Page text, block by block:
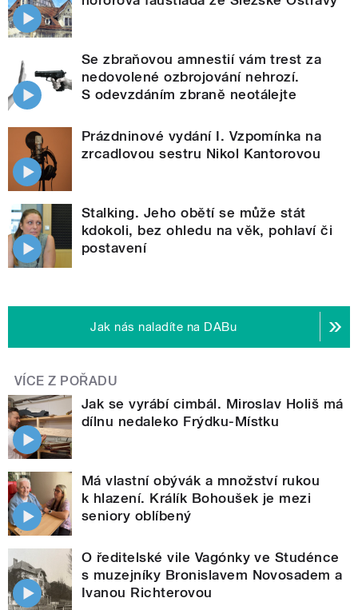
Se zbraňovou amnestií vám trest za
nedovolené ozbrojování nehrozí.
S odevzdáním zbraně neotálejte
Prázdninové vydání I. Vzpomínka na
zrcadlovou sestru Nikol Kantorovou
Stalking. Jeho obětí se může stát
kdokoli, bez ohledu na věk, pohlaví či
postavení
Jak nás naladíte na DABu
VÍCE Z POŘADU
Jak se vyrábí cimbál. Miroslav Holiš má
dílnu nedaleko Frýdku-Místku
Má vlastní obývák a množství rukou
k hlazení. Králík Bohoušek je mezi
seniory oblíbený
O ředitelské vile Vagónky ve Studénce
s muzejníky Bronislavem Novosadem a
Ivanou Richterovou